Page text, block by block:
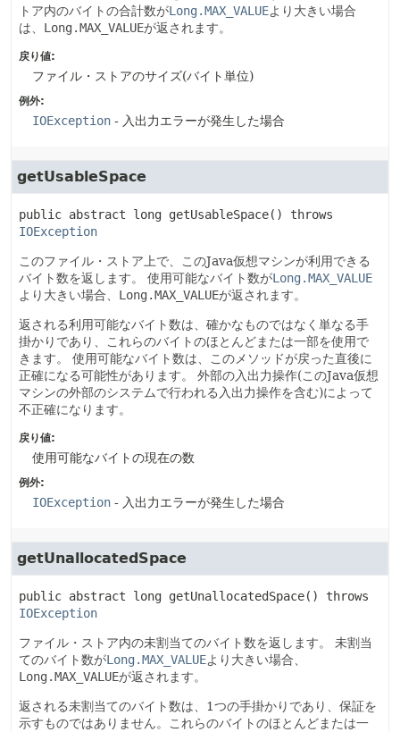
トア内のバイトの合計数がLong.MAX_VALUEより大きい場合
は、 Long.MAX_VALUEが返されます。
戻り値:
ファイル・ストアのサイズ(バイト単位)
例外:
IOException - 入出力エラーが発生した場合
getUsableSpace
public abstract long getUsableSpace() throws
IOException
このファイル・ストア上で、このJava仮想マシンが利用できる
バイト数を返します。
使用可能なバイト数がLong.MAX_VALUE
より大きい場合、 Long.MAX_VALUEが返されます。
返される利用可能なバイト数は、確かなものではなく単なる手
掛かりであり、これらのバイトのほとんどまたは一部を使用で
きます。
使用可能なバイト数は、このメソッドが戻った直後に
正確になる可能性があります。
外部の入出力操作(このJava仮想
マシンの外部のシステムで行われる入出力操作を含む)によって
不正確になります。
戻り値:
使用可能なバイトの現在の数
例外:
IOException - 入出力エラーが発生した場合
getUnallocatedSpace
public abstract long getUnallocatedSpace() throws
IOException
ファイル・ストア内の未割当てのバイト数を返します。
未割当
てのバイト数がLong.MAX_VALUEより大きい場合、
Long.MAX_VALUEが返されます。
返される未割当てのバイト数は、1つの手掛かりであり、保証を
示すものではありません。これらのバイトのほとんどまたは一